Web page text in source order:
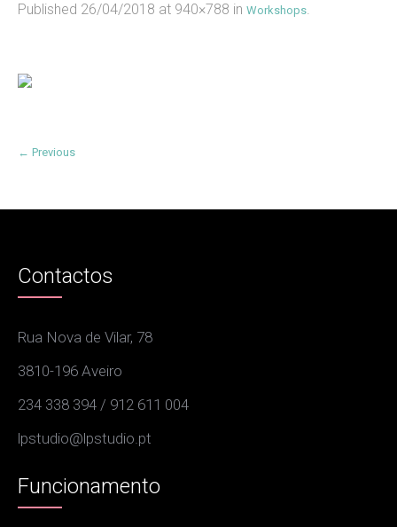
Published 26/04/2018 at 940×788 in Workshops.
← Previous
Contactos
Rua Nova de Vilar, 78
3810-196 Aveiro
234 338 394 / 912 611 004
lpstudio@lpstudio.pt
Funcionamento